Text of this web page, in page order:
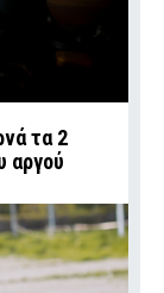
τα 2
αργού